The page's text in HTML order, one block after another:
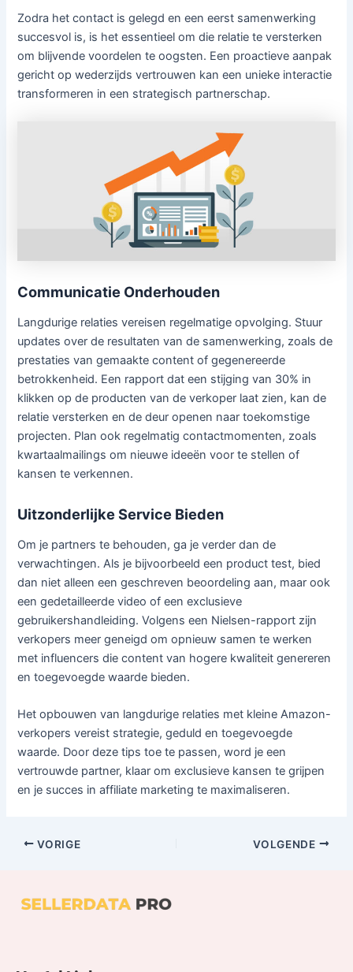
Zodra het contact is gelegd en een eerst samenwerking
succesvol is, is het essentieel om die relatie te versterken
om blijvende voordelen te oogsten. Een proactieve aanpak
gericht op wederzijds vertrouwen kan een unieke interactie
transformeren in een strategisch partnerschap.
Communicatie Onderhouden
Langdurige relaties vereisen regelmatige opvolging. Stuur
updates over de resultaten van de samenwerking, zoals de
prestaties van gemaakte content of gegenereerde
betrokkenheid. Een rapport dat een stijging van 30% in
klikken op de producten van de verkoper laat zien, kan de
relatie versterken en de deur openen naar toekomstige
projecten. Plan ook regelmatig contactmomenten, zoals
kwartaalmailings om nieuwe ideeën voor te stellen of
kansen te verkennen.
Uitzonderlijke Service Bieden
Om je partners te behouden, ga je verder dan de
verwachtingen. Als je bijvoorbeeld een product test, bied
dan niet alleen een geschreven beoordeling aan, maar ook
een gedetailleerde video of een exclusieve
gebruikershandleiding. Volgens een Nielsen-rapport zijn
verkopers meer geneigd om opnieuw samen te werken
met influencers die content van hogere kwaliteit genereren
en toegevoegde waarde bieden.
Het opbouwen van langdurige relaties met kleine Amazon-
verkopers vereist strategie, geduld en toegevoegde
waarde. Door deze tips toe te passen, word je een
vertrouwde partner, klaar om exclusieve kansen te grijpen
en je succes in affiliate marketing te maximaliseren.
VORIGE VOLGENDE